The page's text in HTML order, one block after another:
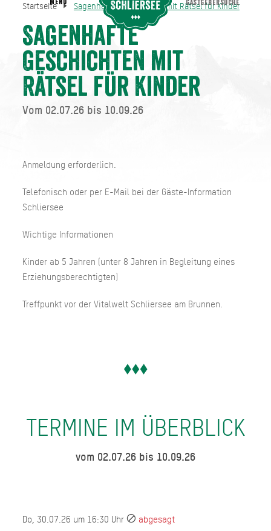
Startseite Sagenhafte Geschichten mit Rätsel für Kinder
Sagenhafte
Geschichten mit
Rätsel für Kinder
Vom 02.07.26 bis 10.09.26
Anmeldung erforderlich.
Telefonisch oder per E-Mail bei der Gäste-Information
Schliersee
Wichtige Informationen
Kinder ab 5 Jahren (unter 8 Jahren in Begleitung eines
Erziehungsberechtigten)
Treffpunkt vor der Vitalwelt Schliersee am Brunnen.
TERMINE IM ÜBERBLICK
vom 02.07.26 bis 10.09.26
Do, 30.07.26 um 16:30 Uhr
abgesagt
Startseite Sagenhafte Geschichten mit Rätsel für Kinder
MENU GASTGEBERSUCHE